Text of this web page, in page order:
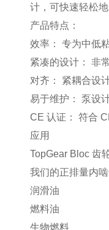
计，可快速轻松
产品特点：
效率： 专为中低
紧凑的设计： 非
对齐： 紧耦合设
易于维护： 泵设
CE 认证： 符合
应用
TopGear Bloc 齿
我们的正排量内
润滑油
燃料油
生物燃料